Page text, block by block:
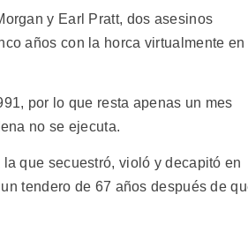
y Earl Pratt, dos asesinos
años con la horca virtualmente en
por lo que resta apenas un mes
no se ejecuta.
que secuestró, violó y decapitó en
tendero de 67 años después de